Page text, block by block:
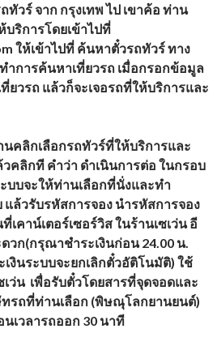
ทัวร์ จาก กรุงเทพ ไป เขาค้อ ท่าน
ริการโดยเข้าไปที่
ให้เข้าไปที่ ค้นหาตั๋วรถทัวร์ ทาง
ำการค้นหาเที่ยวรถ เมื่อกรอกข้อมูล
วรถ แล้วก็จะเจอรถที่ให้บริการและ
คลิกเลือกรถทัวร์ที่ให้บริการและ
คลิกที คำว่า ดำเนินการต่อ ในกรอบ
บบจะให้ท่านเลือกที่นั่งและทำ
ล้วรับรหัสการจอง นำรหัสการจอง
เคาน์เตอร์เซอร์วิส ในร้านเซเว่น อี
วก(กรุณาชำระเงินก่อน 24.00 น.
งินระบบจะยกเลิกตั๋วอัติโนมัติ) ใช้
เว่น เพื่อรับตั๋วโดยสารที่จุดจอดและ
รถที่ท่านเลือก (พิษณุโลกยานยนต์)
เวลารถออก 30 นาที